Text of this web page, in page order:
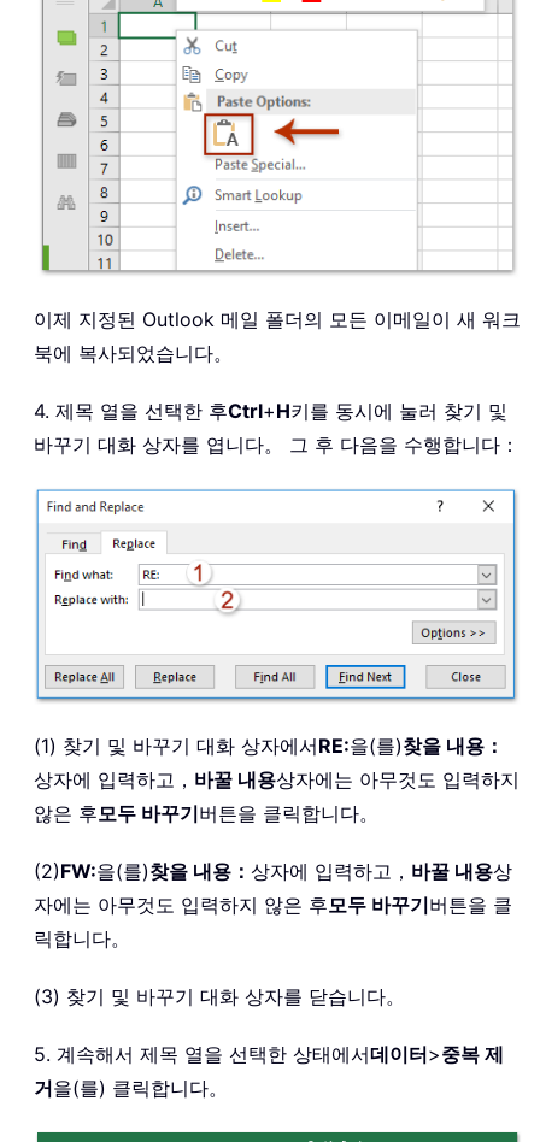
이제 지정된 Outlook 메일 폴더의 모든 이메일이 새 워크
북에 복사되었습니다。
4. 제목 열을 선택한 후Ctrl+H키를 동시에 눌러 찾기 및
바꾸기 대화 상자를 엽니다。 그 후 다음을 수행합니다：
(1) 찾기 및 바꾸기 대화 상자에서RE:을(를)찾을 내용：
상자에 입력하고， 바꿀 내용상자에는 아무것도 입력하지
않은 후모두 바꾸기버튼을 클릭합니다。
(2)FW:을(를)찾을 내용： 상자에 입력하고， 바꿀 내용상
자에는 아무것도 입력하지 않은 후모두 바꾸기버튼을 클
릭합니다。
(3) 찾기 및 바꾸기 대화 상자를 닫습니다。
5. 계속해서 제목 열을 선택한 상태에서데이터>중복 제
거을(를) 클릭합니다。